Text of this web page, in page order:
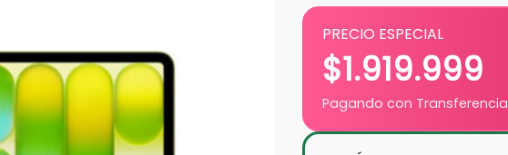
PRECIO ESPECIAL
$1.919.999
Pagando con Transferencia